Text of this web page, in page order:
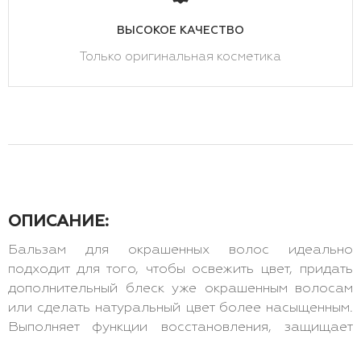
ВЫСОКОЕ КАЧЕСТВО
Только оригинальная косметика
ОПИСАНИЕ:
Бальзам для окрашенных волос идеально
подходит для того, чтобы освежить цвет, придать
дополнительный блеск уже окрашенным волосам
или сделать натуральный цвет более насыщенным.
Выполняет функции восстановления, защищает